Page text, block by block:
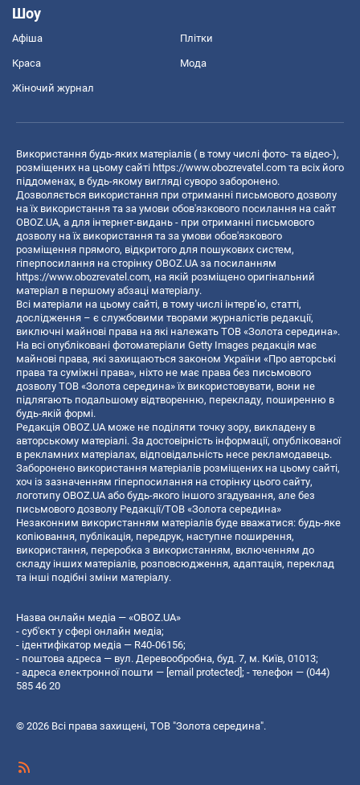
Шоу
Афіша Плітки
Краса Мода
Жіночий журнал
Використання будь-яких матеріалів ( в тому числі фото- та відео-),
розміщених на цьому сайті https://www.obozrevatel.com та всіх його
піддоменах, в будь-якому вигляді суворо заборонено.
Дозволяється використання при отриманні письмового дозволу
на їх використання та за умови обов'язкового посилання на сайт
OBOZ.UA, а для інтернет-видань - при отриманні письмового
дозволу на їх використання та за умови обов'язкового
розміщення прямого, відкритого для пошукових систем,
гіперпосилання на сторінку OBOZ.UA за посиланням
https://www.obozrevatel.com, на якій розміщено оригінальний
матеріал в першому абзаці матеріалу.
Всі матеріали на цьому сайті, в тому числі інтерв’ю, статті,
дослідження – є службовими творами журналістів редакції,
виключні майнові права на які належать ТОВ «Золота середина».
На всі опубліковані фотоматеріали Getty Images редакція має
майнові права, які захищаються законом України «Про авторські
права та суміжні права», ніхто не має права без письмового
дозволу ТОВ «Золота середина» їх використовувати, вони не
підлягають подальшому відтворенню, перекладу, поширенню в
будь-якій формі.
Редакція OBOZ.UA може не поділяти точку зору, викладену в
авторському матеріалі. За достовірність інформації, опублікованої
в рекламних матеріалах, відповідальність несе рекламодавець.
Заборонено використання матеріалів розміщених на цьому сайті,
хоч із зазначенням гіперпосилання на сторінку цього сайту,
логотипу OBOZ.UA або будь-якого іншого згадування, але без
письмового дозволу Редакції/ТОВ «Золота середина»
Незаконним використанням матеріалів буде вважатися: будь-яке
копiювання, публiкацiя, передрук, наступне поширення,
використання, переробка з використанням, включенням до
складу інших матеріалів, розповсюдження, адаптація, переклад
та інші подібні зміни матеріалу.
Назва онлайн медіа — «OBOZ.UA»
- суб'єкт у сфері онлайн медіа;
- ідентифікатор медіа — R40-06156;
- поштова адреса — вул. Деревообробна, буд. 7, м. Київ, 01013;
- адреса електронної пошти — [email protected] ; - телефон — (044)
585 46 20
© 2026 Всі права захищені, ТОВ "Золота середина".